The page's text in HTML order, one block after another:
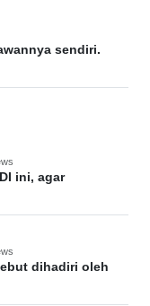
sendiri.
ini, agar
dihadiri oleh